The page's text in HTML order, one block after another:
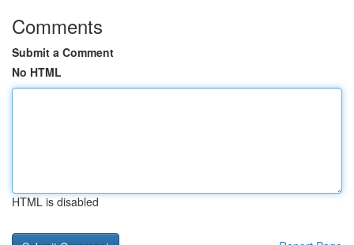
Comments
Submit a Comment
No HTML
HTML is disabled